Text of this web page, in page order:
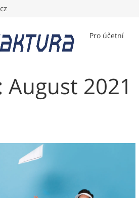
Pro účetní
2021